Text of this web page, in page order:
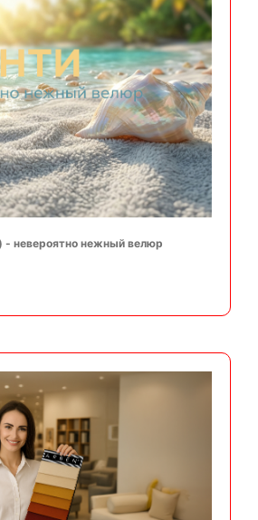
- невероятно нежный велюр